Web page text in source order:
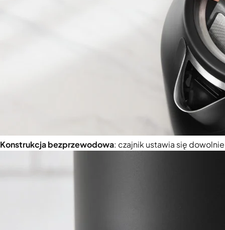
Konstrukcja bezprzewodowa: czajnik ustawia się